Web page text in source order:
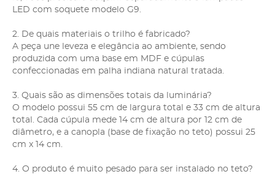
LED com soquete modelo G9.
2. De quais materiais o trilho é fabricado?
A peça une leveza e elegância ao ambiente, sendo
produzida com uma base em MDF e cúpulas
confeccionadas em palha indiana natural tratada.
3. Quais são as dimensões totais da luminária?
O modelo possui 55 cm de largura total e 33 cm de altura
total. Cada cúpula mede 14 cm de altura por 12 cm de
diâmetro, e a canopla (base de fixação no teto) possui 25
cm x 14 cm.
4. O produto é muito pesado para ser instalado no teto?